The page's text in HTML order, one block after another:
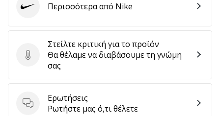
Στείλτε κριτική για το προϊόν
Στείλτε κριτική για το προϊόν
Θα θέλαμε να διαβάσουμε τη γνώμη
σας
Ερωτήσεις
Ερωτήσεις
Ρωτήστε μας ό,τι θέλετε
Nike Περισσότερα από Nike